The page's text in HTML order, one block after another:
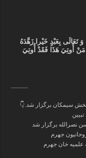
وَ تَعَالَى بِعَبْدٍ خَيْرا زَهَّدَهُ
أُوتِيَ هَذَا فَقَدْ أُوتِيَ
بخش سیمکان برگزار شد.👇
نصرالله برگزار شد
جهرم
علمیه خان جهرم